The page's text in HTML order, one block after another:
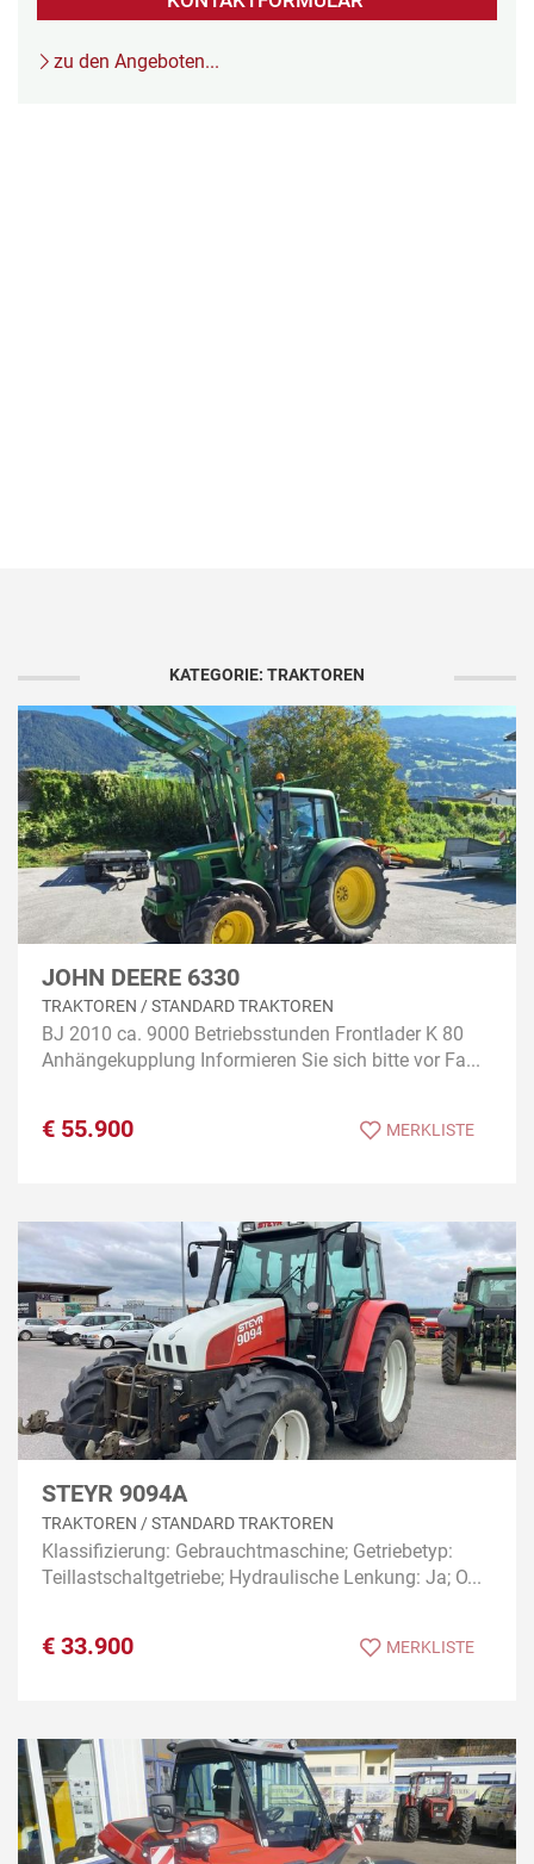
zu den Angeboten...
KATEGORIE: TRAKTOREN
JOHN DEERE 6330
TRAKTOREN / STANDARD TRAKTOREN
BJ 2010 ca. 9000 Betriebsstunden Frontlader K 80
Anhängekupplung Informieren Sie sich bitte vor Fa...
€ 55.900 MERKLISTE
STEYR 9094A
TRAKTOREN / STANDARD TRAKTOREN
Klassifizierung: Gebrauchtmaschine; Getriebetyp:
Teillastschaltgetriebe; Hydraulische Lenkung: Ja; O...
€ 33.900 MERKLISTE